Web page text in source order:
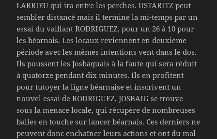
LARRIEU qui ira entre les perches. USTARITZ peut
sembler distancé mais il termine la mi-temps par un
essai du vaillant RODRIGUEZ, pour un 26 à 10 pour
les béarnais. Les locaux reviennent en deuxième
période avec les mêmes intentions vent dans le dos.
Ils poussent les Josbaquais à la faute qui sera réduit
à quatorze pendant dix minutes. Ils en profitent
pour tutoyer la ligne béarnaise et inscrivent un
nouvel essai de RODRIGUEZ. JOSBAIG se trouve
sous la menace locale, qui récupère de nombreuses
balles en touche sur lancer béarnais. Ces derniers ne
peuvent donc enchaîner leurs actions et ont du mal